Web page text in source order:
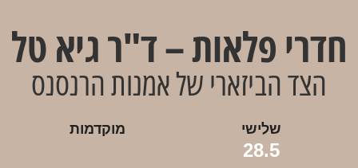
חדרי פלאות – ד"ר גיא טל
הצד הביזארי של אמנות הרנסנס
שלישי
28.5
מוקדמות